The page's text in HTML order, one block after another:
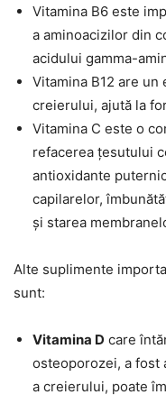
Vitamina B6 este
a aminoacizilor din
acidului gamma-
Vitamina B12 are
creierului, ajută la
Vitamina C este o
refacerea țesutului
antioxidante
capilarelor,
și starea
Alte suplimente
sunt:
Vitamina D care
osteoporozei, a fost
a creierului, poate